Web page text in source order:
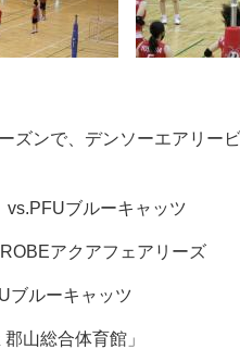
ズンで、デンソーエアリー
ブルーキャッツ
アクアフェアリーズ
ブルーキャッツ
山総合体育館」